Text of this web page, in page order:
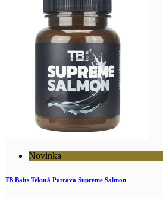
Novinka
TB Baits Tekutá Potrava Supreme Salmon